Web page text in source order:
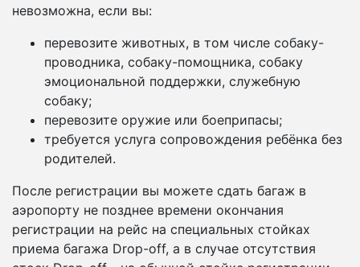
невозможна, если вы:
перевозите животных, в том числе собаку-
проводника, собаку-помощника, собаку
эмоциональной поддержки, служебную
собаку;
перевозите оружие или боеприпасы;
требуется услуга сопровождения ребёнка без
родителей.
После регистрации вы можете сдать багаж в
аэропорту не позднее времени окончания
регистрации на рейс на специальных стойках
приема багажа Drop-off, а в случае отсутствия